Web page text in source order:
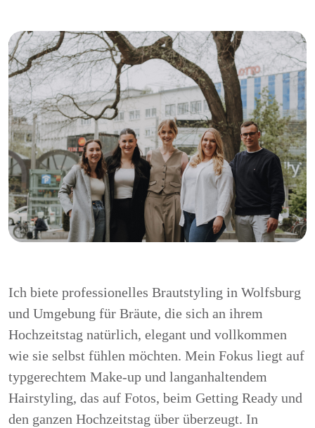
Ich biete professionelles Brautstyling in Wolfsburg
und Umgebung für Bräute, die sich an ihrem
Hochzeitstag natürlich, elegant und vollkommen
wie sie selbst fühlen möchten. Mein Fokus liegt auf
typgerechtem Make-up und langanhaltendem
Hairstyling, das auf Fotos, beim Getting Ready und
den ganzen Hochzeitstag über überzeugt. In